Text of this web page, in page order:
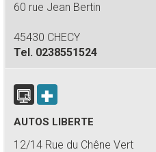
60 rue Jean Bertin
45430 CHECY
Tel. 0238551524
AUTOS LIBERTE
12/14 Rue du Chêne Vert